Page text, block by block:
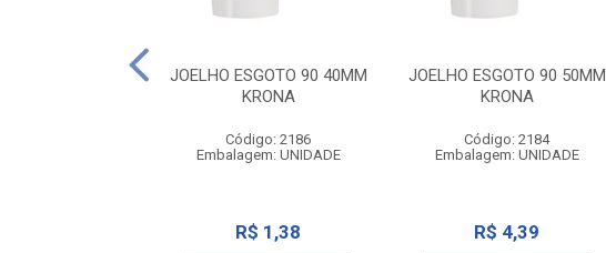
JOELHO ESGOTO 90 40MM
KRONA
Código: 2186
Embalagem: UNIDADE
R$ 1,38
JOELHO ESGOTO 90 50MM
KRONA
Código: 2184
Embalagem: UNIDADE
R$ 4,39